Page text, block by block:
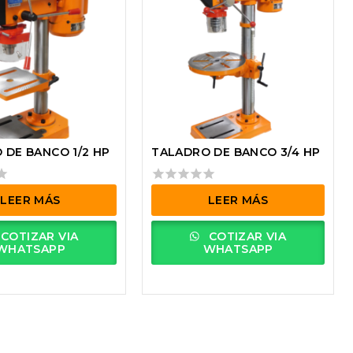
DE BANCO 1/2 HP
LEER MÁS
COTIZAR VIA
TALADRO DE BANCO 3/4 HP
of
LEER MÁS
COTIZAR VIA
WHATSAPP